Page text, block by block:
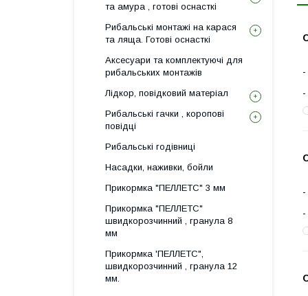
та амура , готові оснасткі
Рибальські монтажі на карася
та ляща. Готові оснасткі
Аксесуари та комплектуючі для
рибальських монтажів
Лідкор, повiдковий матеріал
Рибальські гачки , коропові
повідці
Рибальські годівниці
Насадки, наживки, бойли
Прикормка "ПЕЛЛЕТС" 3 мм
Прикормка "ПЕЛЛЕТС"
швидкорозчинний , гранула 8
мм
Прикормка 'ПЕЛЛЕТС",
швидкорозчинний , гранула 12
мм.